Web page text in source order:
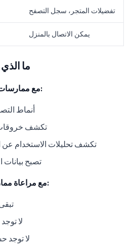
تفضيلات المتجر، سجل التصفح
يمكن الاتصال بالمنزل
ما
مع ممارسات سيئة تتعلق بالخصوصية:
أنماط
تكشف خروقات
تكشف تحليلات الاستخدام
تصبح بيانات
مع مراعاة ممارسات الخصوصية الجيدة:
لا
لا توجد